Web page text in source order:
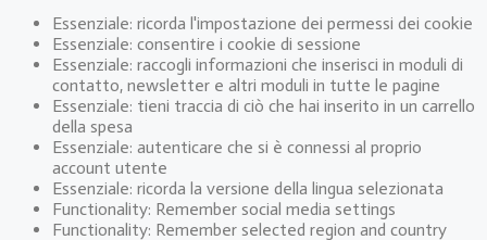
Essenziale: ricorda l'impostazione dei permessi dei cookie
Essenziale: consentire i cookie di sessione
Essenziale: raccogli informazioni che inserisci in moduli di
contatto, newsletter e altri moduli in tutte le pagine
Essenziale: tieni traccia di ciò che hai inserito in un carrello
della spesa
Essenziale: autenticare che si è connessi al proprio
account utente
Essenziale: ricorda la versione della lingua selezionata
Functionality: Remember social media settings
Functionality: Remember selected region and country